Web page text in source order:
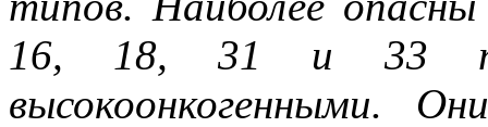
16, 18, 31 и 33
высокоонкогенными.